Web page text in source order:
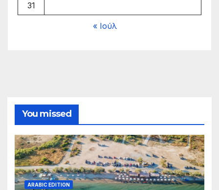
31
« Ιούλ
You missed
ARABIC EDITION